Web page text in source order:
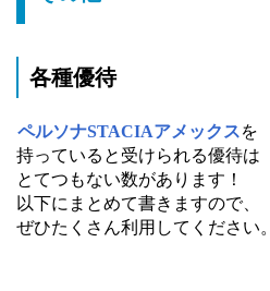
各種優待
ペルソナSTACIAアメックスを
持っていると受けられる優待は
とてつもない数があります！
以下にまとめて書きますので、
ぜひたくさん利用してください。